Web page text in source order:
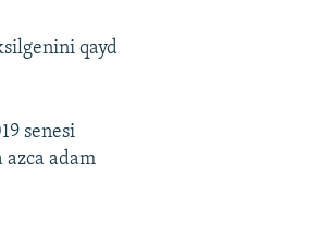
qayd
senesi
azca adam